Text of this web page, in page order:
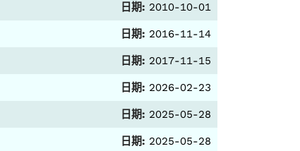
日期: 2010-10-01
日期: 2016-11-14
日期: 2017-11-15
日期: 2026-02-23
日期: 2025-05-28
日期: 2025-05-28